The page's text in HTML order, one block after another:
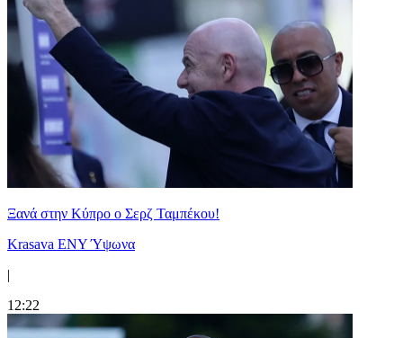
Ξανά στην Κύπρο ο Σερζ Ταμπέκου!
Krasava ENY Ύψωνα
|
12:22